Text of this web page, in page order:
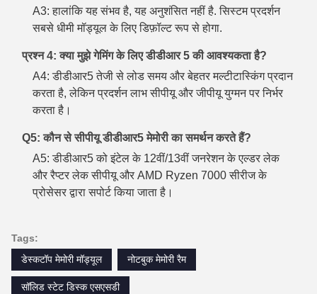
A3: हालांकि यह संभव है, यह अनुशंसित नहीं है. सिस्टम प्रदर्शन
सबसे धीमी मॉड्यूल के लिए डिफ़ॉल्ट रूप से होगा.
प्रश्न 4: क्या मुझे गेमिंग के लिए डीडीआर 5 की आवश्यकता है?
A4: डीडीआर5 तेजी से लोड समय और बेहतर मल्टीटास्किंग प्रदान
करता है, लेकिन प्रदर्शन लाभ सीपीयू और जीपीयू युग्मन पर निर्भर
करता है।
Q5: कौन से सीपीयू डीडीआर5 मेमोरी का समर्थन करते हैं?
A5: डीडीआर5 को इंटेल के 12वीं/13वीं जनरेशन के एल्डर लेक
और रैप्टर लेक सीपीयू और AMD Ryzen 7000 सीरीज के
प्रोसेसर द्वारा सपोर्ट किया जाता है।
Tags:
डेस्कटॉप मेमोरी मॉड्यूल
नोटबुक मेमोरी रैम
सॉलिड स्टेट डिस्क एसएसडी